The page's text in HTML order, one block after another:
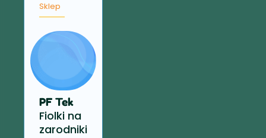
Sklep
PF Tek
Fiolki na
zarodniki